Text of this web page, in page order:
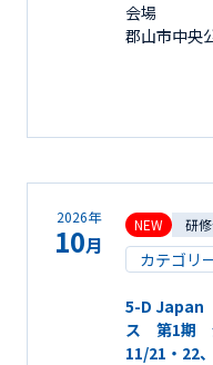
会場
郡山市中央
2026年
10月
NEW 研
カテゴリ
5-D Japan
ス 第1期
11/21・22